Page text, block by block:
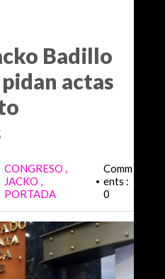
Badillo
actas
CONGRESO
JACKO
PORTADA
•
Comm
ents :
0